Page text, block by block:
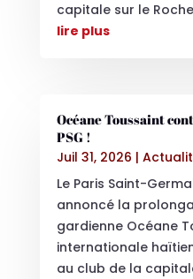
capitale sur le
lire plus
Océane Toussaint
PSG !
Juil 31, 2026 |
Le Paris Saint-
annoncé la
gardienne Océane
internationale
au club de la